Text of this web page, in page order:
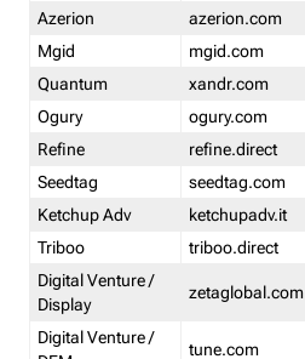
Azerion
azerion.com
Mgid
mgid.com
Quantum
xandr.com
Ogury
ogury.com
Refine
refine.direct
Seedtag
seedtag.com
Ketchup Adv
ketchupadv.it
Triboo
triboo.direct
Digital Venture /
Display
zetaglobal.com
Digital Venture /
tune.com